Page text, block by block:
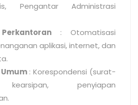
Pengantar Administrasi
: Otomatisasi
aplikasi, internet, dan
: Korespondensi (surat-
penyiapan